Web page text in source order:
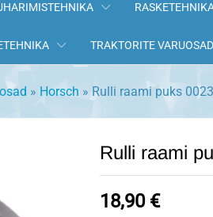
TRAKTORITE VARUOSAD
» Horsch » Rulli raami puks
Rulli raami
18,90 €